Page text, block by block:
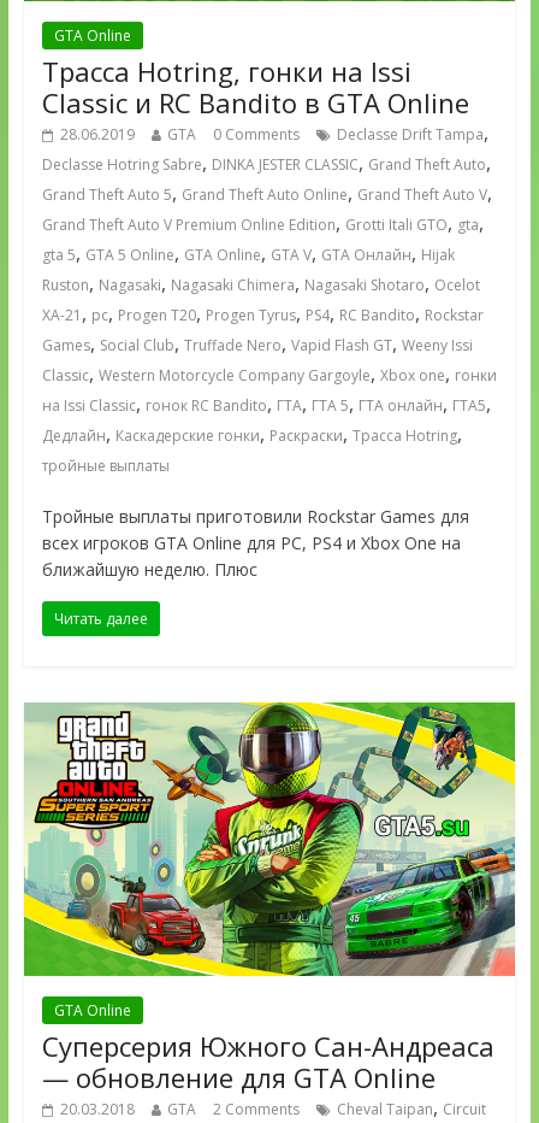
GTA Online
Трасса Hotring, гонки на Issi
Classic и RC Bandito в GTA Online
28.06.2019 GTA 0 Comments Declasse Drift Tampa,
Declasse Hotring Sabre, DINKA JESTER CLASSIC, Grand Theft Auto,
Grand Theft Auto 5, Grand Theft Auto Online, Grand Theft Auto V,
Grand Theft Auto V Premium Online Edition, Grotti Itali GTO, gta,
gta 5, GTA 5 Online, GTA Online, GTA V, GTA Онлайн, Hijak
Ruston, Nagasaki, Nagasaki Chimera, Nagasaki Shotaro, Ocelot
XA-21 , pc, Progen T20, Progen Tyrus, PS4, RC Bandito, Rockstar
Games, Social Club, Truffade Nero, Vapid Flash GT, Weeny Issi
Classic, Western Motorcycle Company Gargoyle, Xbox one, гонки
на Issi Classic, гонок RC Bandito, ГТА, ГТА 5, ГТА онлайн, ГТА5,
Дедлайн, Каскадерские гонки, Раскраски, Трасса Hotring,
тройные выплаты
Тройные выплаты приготовили Rockstar Games для
всех игроков GTA Online для PC, PS4 и Xbox One на
ближайшую неделю. Плюс
Читать далее
GTA Online
Суперсерия Южного Сан-Андреаса
— обновление для GTA Online
20.03.2018 GTA 2 Comments Cheval Taipan, Circuit